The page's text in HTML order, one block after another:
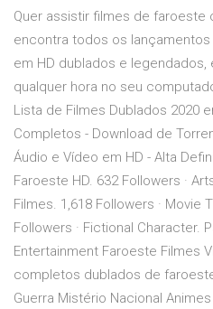
Quer assistir filmes de faroeste
encontra todos os
em HD dublados e
qualquer hora no seu
Lista de Filmes Dublados 2020
Completos - Download de
Áudio e Vídeo em HD - Alta
Faroeste HD. 632 Followers ·
Filmes. 1,618 Followers · Movie
Followers · Fictional Character.
Entertainment Faroeste Filmes
completos dublados de
Guerra Mistério Nacional